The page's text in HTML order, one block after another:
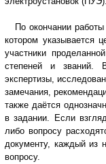
По окончании работы
котором указывается
участники
степеней и званий.
экспертизы,
замечания,
также даётся
в задании. Если
либо вопросу
документу, каждый из
вопросу.